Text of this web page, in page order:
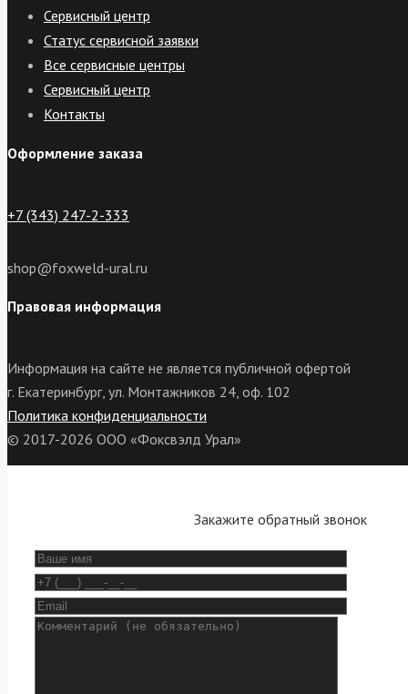
Сервисный центр
Статус сервисной заявки
Все сервисные центры
Сервисный центр
Контакты
Оформление заказа
+7 (343) 247-2-333
shop@foxweld-ural.ru
Правовая информация
Информация на сайте не является публичной офертой
г. Екатеринбург, ул. Монтажников 24, оф. 102
Политика конфиденциальности
© 2017-2026 ООО «Фоксвэлд Урал»
Закажите обратный звонок